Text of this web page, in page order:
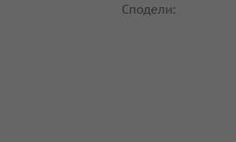
Сподели: